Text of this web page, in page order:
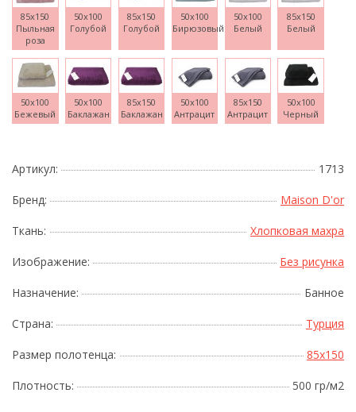
85x150
Пыльная
роза
50x100
Голубой
85x150
Голубой
50x100
Бирюзовый
50x100
Белый
85x150
Белый
50x100
Бежевый
50x100
Баклажан
85x150
Баклажан
50x100
Антрацит
85x150
Антрацит
50x100
Черный
Артикул: 1713
Бренд: Maison D'or
Ткань: Хлопковая махра
Изображение: Без рисунка
Назначение: Банное
Страна: Турция
Размер полотенца: 85x150
Плотность: 500 гр/м2